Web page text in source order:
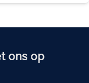
ons op